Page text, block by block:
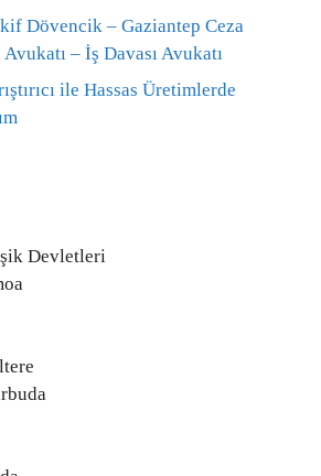
Dövencik – Gaziantep Ceza
– İş Davası Avukatı
ile Hassas Üretimlerde
Devletleri